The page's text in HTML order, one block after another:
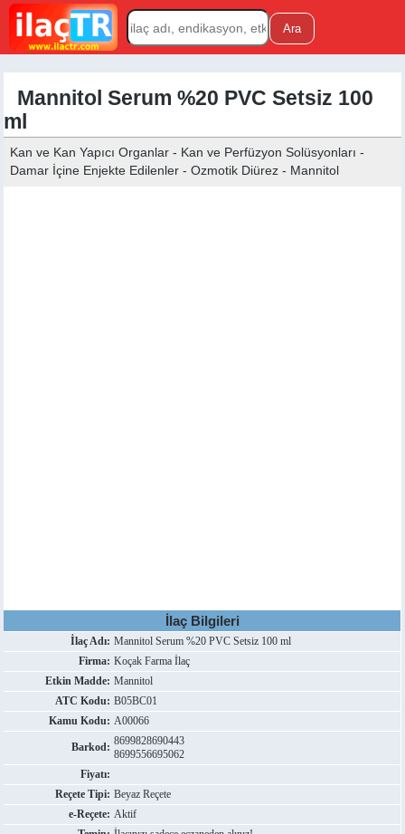
Mannitol Serum %20 PVC Setsiz 100
ml
Kan ve Kan Yapıcı Organlar - Kan ve Perfüzyon Solüsyonları -
Damar İçine Enjekte Edilenler - Ozmotik Diürez - Mannitol
İlaç Bilgileri
İlaç Adı: Mannitol Serum %20 PVC Setsiz 100 ml
Firma: Koçak Farma İlaç
Etkin Madde: Mannitol
ATC Kodu: B05BC01
Kamu Kodu: A00066
Barkod: 8699828690443
8699556695062
Fiyatı:
Reçete Tipi: Beyaz Reçete
e-Reçete: Aktif